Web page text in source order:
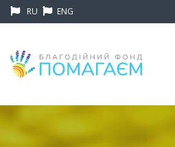
RU ENG